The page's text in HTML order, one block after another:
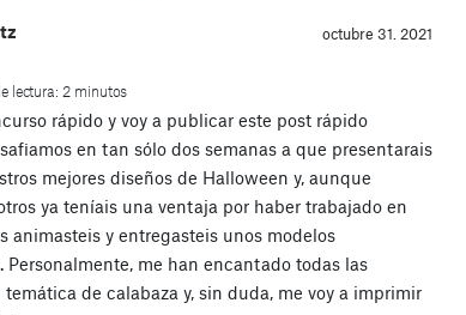
octubre 31. 2021
lectura: 2 minutos
rápido y voy a publicar este post rápido
en tan sólo dos semanas a que presentarais
mejores diseños de Halloween y, aunque
ya teníais una ventaja por haber trabajado en
animasteis y entregasteis unos modelos
Personalmente, me han encantado todas las
de calabaza y, sin duda, me voy a imprimir